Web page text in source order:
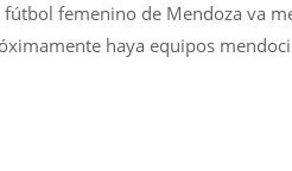
fútbol femenino de Mendoza va
haya equipos